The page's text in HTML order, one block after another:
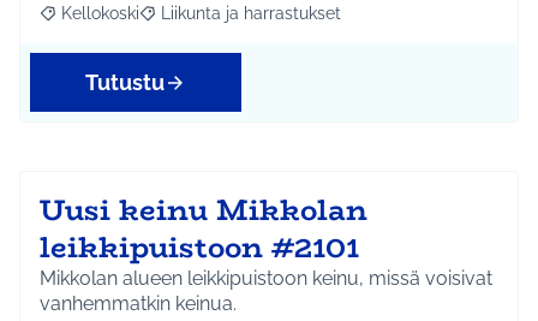
Rajaa tulokset aihepiirin mukaan: Kellokoski
Kellokoski Rajaa tulokset teeman mukaan: Liikunta ja
Liikunta ja harrastukset
Tutustu
Uusi keinu Mikkolan
leikkipuistoon #2101
Mikkolan alueen leikkipuistoon keinu, missä voisivat
vanhemmatkin keinua.